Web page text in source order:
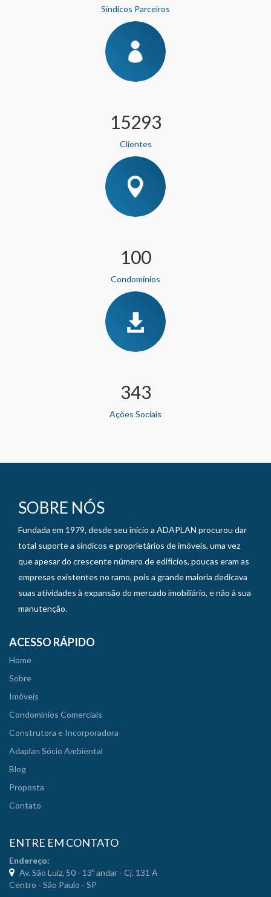
Síndicos Parceiros
17626
Clientes
115
Condomínios
395
Ações Sociais
SOBRE NÓS
Fundada em 1979, desde seu início a ADAPLAN procurou dar
total suporte a síndicos e proprietários de imóveis, uma vez
que apesar do crescente número de edifícios, poucas eram as
empresas existentes no ramo, pois a grande maioria dedicava
suas atividades à expansão do mercado imobiliário, e não à sua
manutenção.
ACESSO RÁPIDO
Home
Sobre
Imóveis
Condomínios Comerciais
Construtora e Incorporadora
Adaplan Sócio Ambiental
Blog
Proposta
Contato
ENTRE EM CONTATO
Endereço:
Av. São Luiz, 50 - 13º andar - Cj. 131 A
Centro - São Paulo - SP